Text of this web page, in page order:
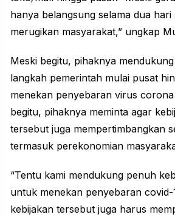
hanya belangsung selama dua
merugikan masyarakat,” ungkap
Meski begitu, pihaknya
langkah pemerintah mulai pusat
menekan penyebaran virus
begitu, pihaknya meminta agar
tersebut juga mempertimbangkan
termasuk perekonomian
“Tentu kami mendukung penuh
untuk menekan penyebaran covid-
kebijakan tersebut juga harus